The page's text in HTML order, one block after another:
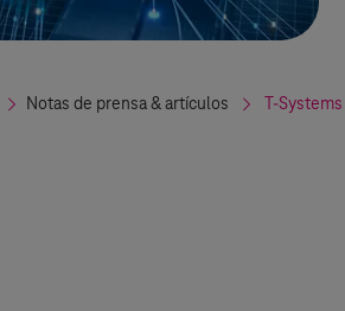
Notas de prensa & artículos T-Systems